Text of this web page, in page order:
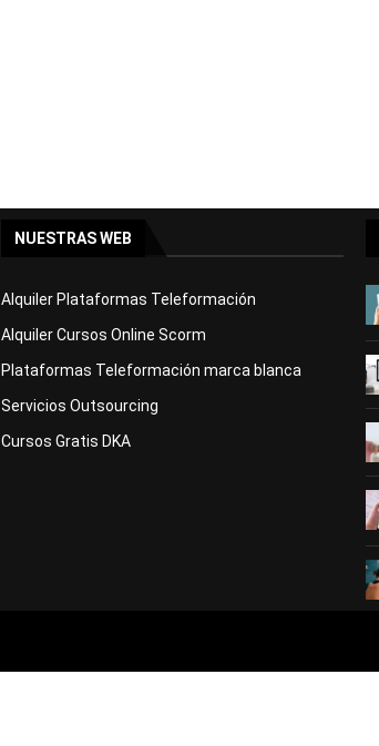
NUESTRAS WEB
Alquiler Plataformas Teleformación
Alquiler Cursos Online Scorm
Plataformas Teleformación marca blanca
Servicios Outsourcing
Cursos Gratis DKA